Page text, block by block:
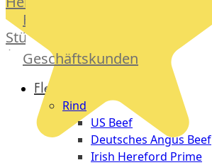
Feinkost
Stüttgen
|
Düsseldorf
The
Meat
Geschäftskunden
Fleisch
Rind
US Beef
Deutsches Angus Beef
Irish Hereford Prime